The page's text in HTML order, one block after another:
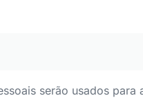
serão usados